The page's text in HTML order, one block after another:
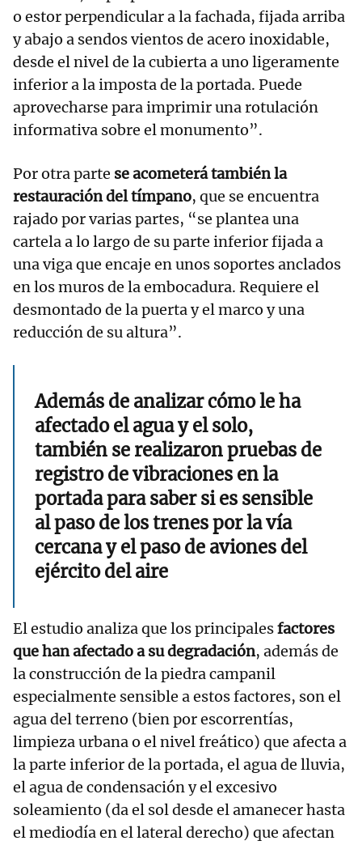
o estor perpendicular a la fachada, fijada arriba
y abajo a sendos vientos de acero inoxidable,
desde el nivel de la cubierta a uno ligeramente
inferior a la imposta de la portada. Puede
aprovecharse para imprimir una rotulación
informativa sobre el monumento”.
Por otra parte se acometerá también la
restauración del tímpano, que se encuentra
rajado por varias partes, “se plantea una
cartela a lo largo de su parte inferior fijada a
una viga que encaje en unos soportes anclados
en los muros de la embocadura. Requiere el
desmontado de la puerta y el marco y una
reducción de su altura”.
Además de analizar cómo le ha
afectado el agua y el solo,
también se realizaron pruebas de
registro de vibraciones en la
portada para saber si es sensible
al paso de los trenes por la vía
cercana y el paso de aviones del
ejército del aire
El estudio analiza que los principalesfactores
que han afectado a su degradación, además de
la construcción de la piedra campanil
especialmente sensible a estos factores, son el
agua del terreno (bien por escorrentías,
limpieza urbana o el nivel freático) que afecta a
la parte inferior de la portada, el agua de lluvia,
el agua de condensación y el excesivo
soleamiento (da el sol desde el amanecer hasta
el mediodía en el lateral derecho) que afectan